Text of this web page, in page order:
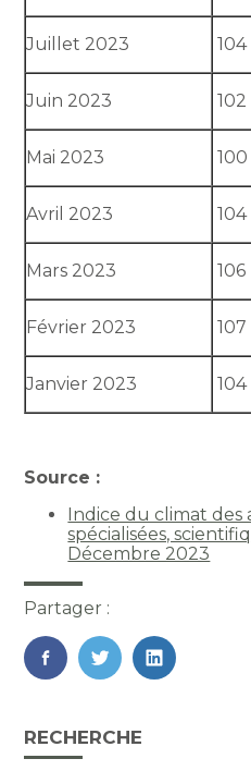
Juillet 2023 104
Juin 2023 102
Mai 2023 100
Avril 2023 104
Mars 2023 106
Février 2023 107
Janvier 2023 104
Source :
Indice du climat des
spécialisées,
Décembre 2023
Partager :
FaceBook
TwitterLinkedIn
Blog
sidebar
RECHERCHE